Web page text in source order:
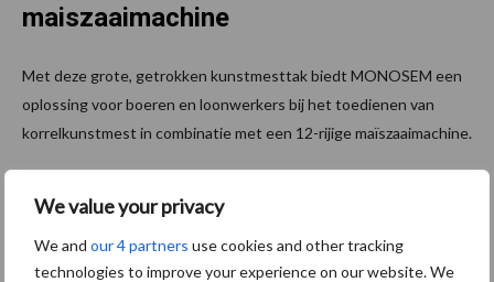
We value your privacy
We and our 4 partners use cookies and other tracking
technologies to improve your experience on our website. We
maiszaaimachine
Met deze grote, getrokken kunstmesttak biedt MONOSEM een
oplossing voor boeren en loonwerkers bij het toedienen van
korrelkunstmest in combinatie met een 12-rijige maïszaaimachine.
Aanbevolen voor jou!